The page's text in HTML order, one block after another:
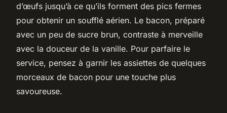
d’œufs jusqu’à ce qu’ils forment des pics fermes
pour obtenir un soufflé aérien. Le bacon, préparé
avec un peu de sucre brun, contraste à merveille
avec la douceur de la vanille. Pour parfaire le
service, pensez à garnir les assiettes de quelques
morceaux de bacon pour une touche plus
savoureuse.